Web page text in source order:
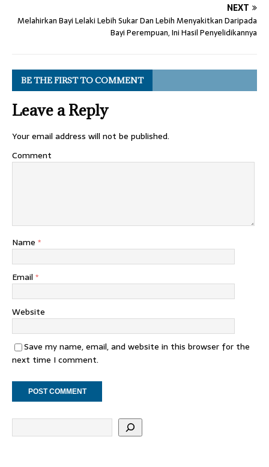
NEXT
Melahirkan Bayi Lelaki Lebih Sukar Dan Lebih Menyakitkan Daripada
Bayi Perempuan, Ini Hasil Penyelidikannya
BE THE FIRST TO COMMENT
Leave a Reply
Your email address will not be published.
Comment
Name *
Email *
Website
Save my name, email, and website in this browser for the
next time I comment.